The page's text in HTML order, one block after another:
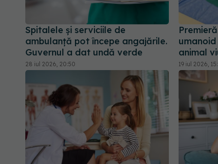
Spitalele și serviciile de
ambulanță pot începe angajările.
Guvernul a dat undă verde
28 iul 2026, 20:50
animal
19 iul 2026,